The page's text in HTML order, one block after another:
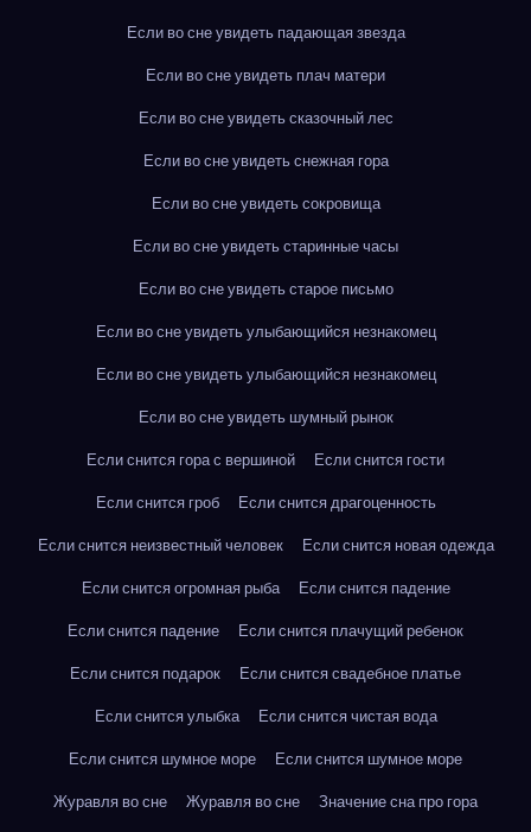
Если во сне увидеть падающая звезда
Если во сне увидеть плач матери
Если во сне увидеть сказочный лес
Если во сне увидеть снежная гора
Если во сне увидеть сокровища
Если во сне увидеть старинные часы
Если во сне увидеть старое письмо
Если во сне увидеть улыбающийся незнакомец
Если во сне увидеть улыбающийся незнакомец
Если во сне увидеть шумный рынок
Если снится гора с вершиной
Если снится гости
Если снится гроб
Если снится драгоценность
Если снится неизвестный человек
Если снится новая одежда
Если снится огромная рыба
Если снится падение
Если снится падение
Если снится плачущий ребенок
Если снится подарок
Если снится свадебное платье
Если снится улыбка
Если снится чистая вода
Если снится шумное море
Если снится шумное море
Журавля во сне
Журавля во сне
Значение сна про гора